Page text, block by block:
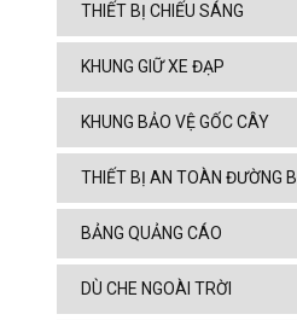
THIẾT BỊ CHIẾU SÁNG
KHUNG GIỮ XE ĐẠP
KHUNG BẢO VỆ GỐC CÂY
THIẾT BỊ AN TOÀN ĐƯỜNG
BẢNG QUẢNG CÁO
DÙ CHE NGOÀI TRỜI